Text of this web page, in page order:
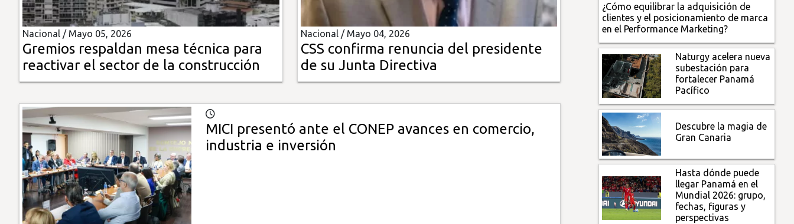
Insólitas
Multimedia
Impreso
Nacional / Mayo 05, 2026
Gremios respaldan mesa técnica para
reactivar el sector de la construcción
Nacional / Mayo 04, 2026
CSS confirma renuncia del presidente
de su Junta Directiva
MICI presentó ante el CONEP avances en comercio,
industria e inversión
¿Cómo equilibrar la adquisición de
clientes y el posicionamiento de marca
en el Performance Marketing?
Naturgy acelera nueva
subestación para
fortalecer Panamá
Pacífico
Descubre la magia de
Gran Canaria
Hasta dónde puede
llegar Panamá en el
Mundial 2026: grupo,
fechas, figuras y
perspectivas